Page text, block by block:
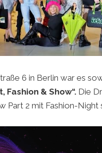
6 in Berlin war es
Fashion & Show“.Die
Part 2 mit Fashion-Night
Player